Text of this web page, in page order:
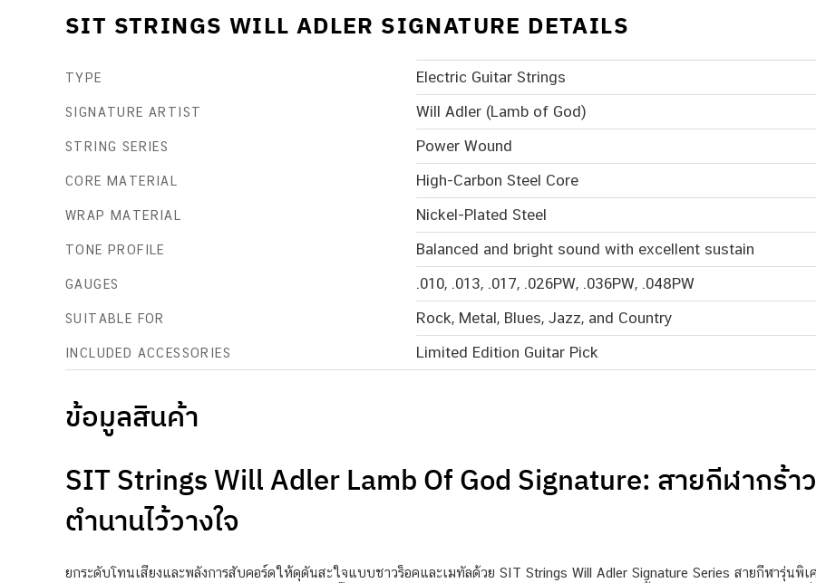
SIT STRINGS WILL ADLER SIGNATURE DETAILS
TYPE Electric Guitar Strings
SIGNATURE ARTIST Will Adler (Lamb of God)
STRING SERIES Power Wound
CORE MATERIAL High-Carbon Steel Core
WRAP MATERIAL Nickel-Plated Steel
TONE PROFILE Balanced and bright sound with excellent sustain
GAUGES .010, .013, .017, .026PW, .036PW, .048PW
SUITABLE FOR Rock, Metal, Blues, Jazz, and Country
INCLUDED ACCESSORIES Limited Edition Guitar Pick
ข้อมูลสินค้า
SIT Strings Will Adler Lamb Of God Signature: สายกีฬากร้า
ตำนานไว้วางใจ
ยกระดับโทนเสียงและพลังการสับคอร์ดให้ดุดันสะใจแบบชาวร็อคและเมทัลด้วย SIT Strings Will Adler Signature Series สายกีฬารุ่น